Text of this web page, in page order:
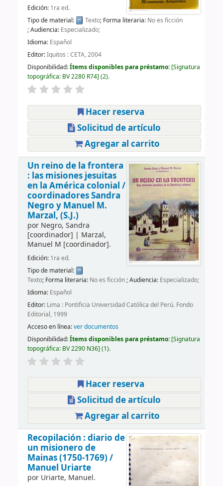
Edición: 1ra ed.
Tipo de material:
Texto; Forma literaria: No es ficción
; Audiencia: Especializado;
Idioma: Español
Editor:Iquitos : CETA, 2004
Disponibilidad:Ítems disponibles para préstamo: Signatura
topográfica: BV 2280 R74 (2).
Hacer reserva
Solicitud de artículo
Agregar al carrito
Un reino de la frontera
: las misiones jesuitas
en la América colonial /
coordinadores Sandra
Negro y Manuel M.
Marzal, (S.J.)
por Negro, Sandra
[coordinador] | Marzal,
Manuel M [coordinador].
Edición: 1ra ed.
Tipo de material:
Texto; Forma literaria: No es ficción; Audiencia: Especializado;
Idioma: Español
Editor: Lima : Pontificia Universidad Católica del Perú. Fondo
Editorial, 1999
Acceso en línea:ver documentos
Disponibilidad:Ítems disponibles para préstamo: Signatura
topográfica: BV 2290 N36 (1).
Hacer reserva
Solicitud de artículo
Agregar al carrito
Recopilación : diario de
un misionero de
Mainas (1750-1769) /
Manuel Uriarte
por Uriarte, Manuel.